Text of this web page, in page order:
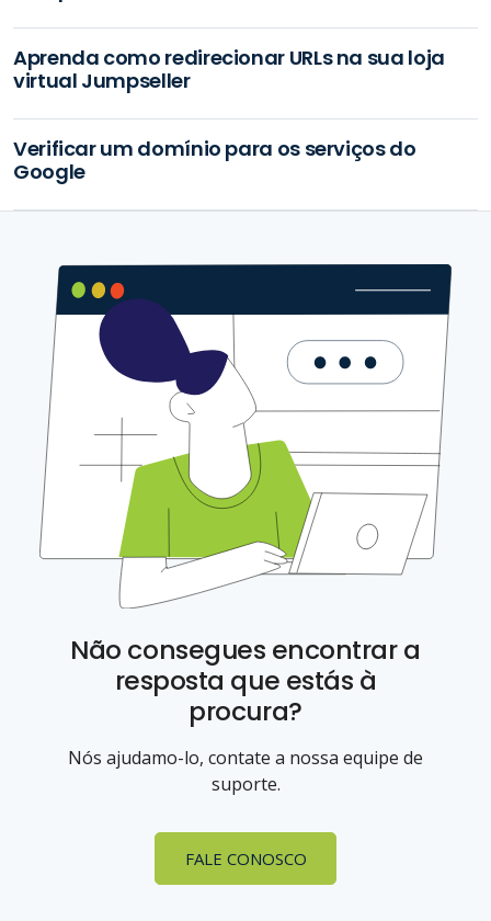
Aprenda como redirecionar URLs na sua loja
virtual Jumpseller
Verificar um domínio para os serviços do
Google
Não consegues encontrar a
resposta que estás à
procura?
Nós ajudamo-lo, contate a nossa equipe de
suporte.
FALE CONOSCO